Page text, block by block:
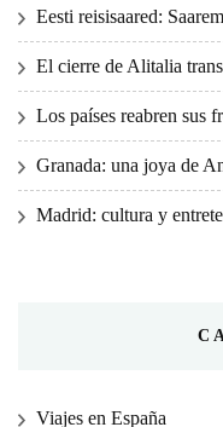
Eesti reisisaared:
El cierre de Alitalia
Los países reabren sus
Granada: una joya de
Madrid: cultura y
Viajes en España